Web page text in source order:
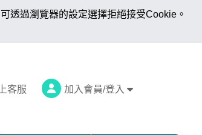
透過瀏覽器的設定選擇拒絕接受Cookie。
客服 加入會員/登入